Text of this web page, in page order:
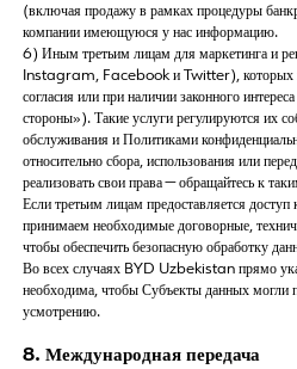
(включая продажу в рамках процедуры
компании имеющуюся у нас информацию.
6) Иным третьим лицам для маркетинга и
Instagram, Facebook и Twitter), которых
согласия или при наличии законного
стороны»). Такие услуги регулируются их
обслуживания и Политиками
относительно сбора, использования или
реализовать свои права — обращайтесь к
Если третьим лицам предоставляется
принимаем необходимые договорные,
чтобы обеспечить безопасную обработку
Во всех случаях BYD Uzbekistan прямо
необходима, чтобы Субъекты данных могли
усмотрению.
8. Международная передача